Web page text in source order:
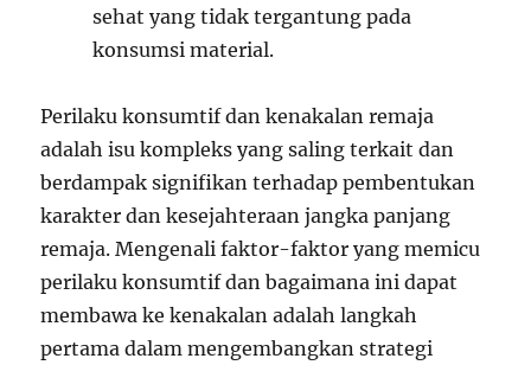
sehat yang tidak tergantung pada
konsumsi material.
Perilaku konsumtif dan kenakalan remaja
adalah isu kompleks yang saling terkait dan
berdampak signifikan terhadap pembentukan
karakter dan kesejahteraan jangka panjang
remaja. Mengenali faktor-faktor yang memicu
perilaku konsumtif dan bagaimana ini dapat
membawa ke kenakalan adalah langkah
pertama dalam mengembangkan strategi